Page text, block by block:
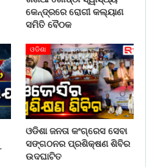
କେନ୍ଦ୍ରରେ ରୋଗୀ କଲ୍ୟାଣ
ସମିତି ବୈଠକ
ଓଡିଶା
ଓଡିଶା ଜନତା କଂଗ୍ରେସ ସେବା
ସଙ୍ଗଠନର ପ୍ରଶିକ୍ଷଣ ଶିବିର
ଉଦଘାଟିତ